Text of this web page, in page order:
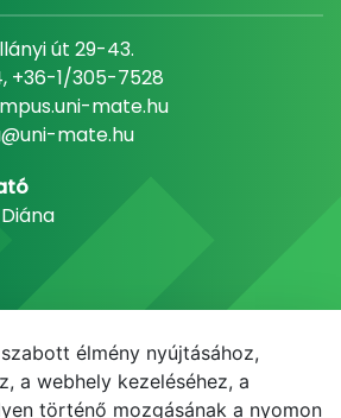
út 29-43.
+36-1/305-7528
mate.hu
mate.hu
élmény nyújtásához,
a webhely kezeléséhez, a
történő mozgásának a nyomon